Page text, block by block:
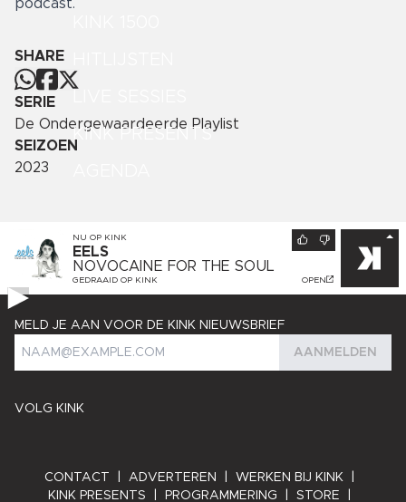
KINK PRESENTS
podcast.
SHARE
SERIE
De Ondergewaardeerde Playlist
SEIZOEN
2023
NU OP KINK
EELS
NOVOCAINE FOR THE SOUL
GEDRAAID OP KINK OPEN
VOLG KINK
MELD JE AAN VOOR DE KINK NIEUWSBRIEF
AANMELDEN
CONTACT ADVERTEREN WERKEN BIJ KINK
KINK PRESENTS
PROGRAMMERING STORE